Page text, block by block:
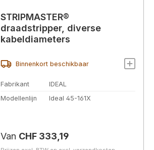
STRIPMASTER®
draadstripper, diverse
kabeldiameters
Binnenkort beschikbaar
Fabrikant
IDEAL
Modellenlijn
Ideal 45-161X
Normale prijs:
Van CHF 333,19